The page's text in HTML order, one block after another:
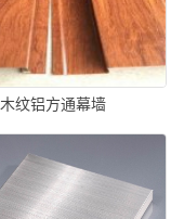
木纹铝方通幕墙